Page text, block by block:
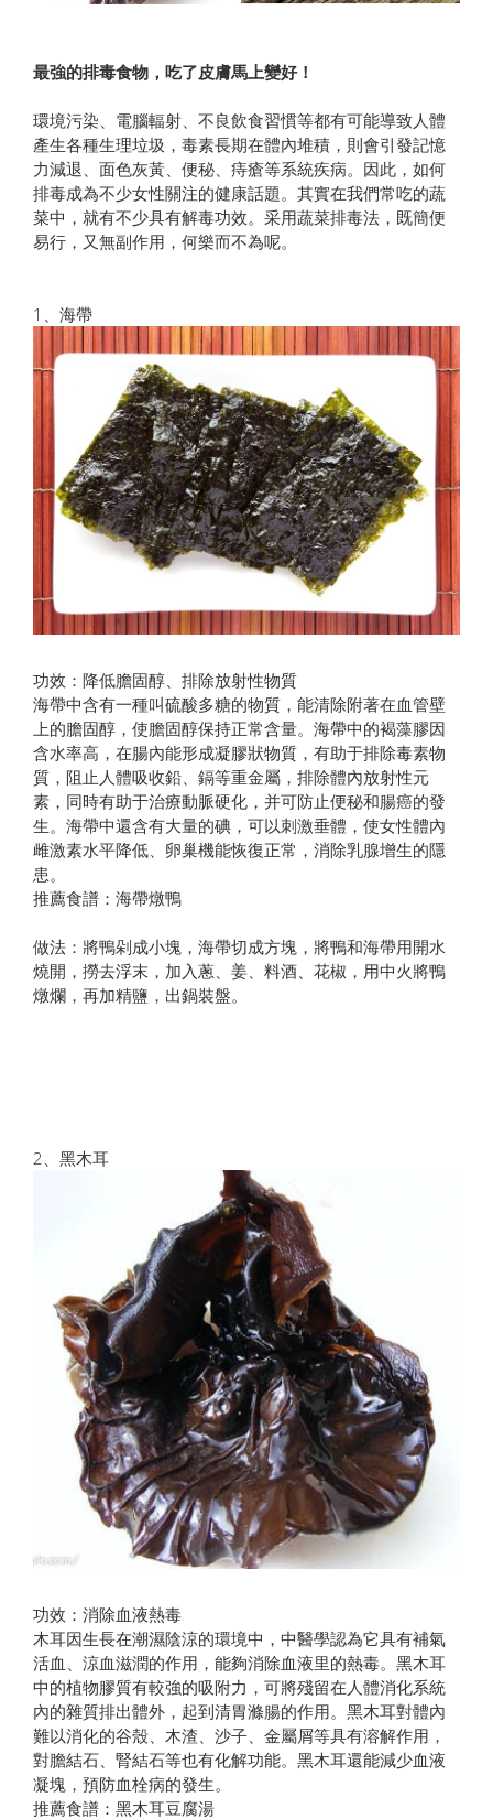
最強的排毒食物，吃了皮膚馬上變好！
環境污染、電腦輻射、不良飲食習慣等都有可能導致人體
產生各種生理垃圾，毒素長期在體內堆積，則會引發記憶
力減退、面色灰黃、便秘、痔瘡等系統疾病。因此，如何
排毒成為不少女性關注的健康話題。其實在我們常吃的蔬
菜中，就有不少具有解毒功效。采用蔬菜排毒法，既簡便
易行，又無副作用，何樂而不為呢。
1、海帶
功效：降低膽固醇、排除放射性物質
海帶中含有一種叫硫酸多糖的物質，能清除附著在血管壁
上的膽固醇，使膽固醇保持正常含量。海帶中的褐藻膠因
含水率高，在腸內能形成凝膠狀物質，有助于排除毒素物
質，阻止人體吸收鉛、鎘等重金屬，排除體內放射性元
素，同時有助于治療動脈硬化，并可防止便秘和腸癌的發
生。海帶中還含有大量的碘，可以刺激垂體，使女性體內
雌激素水平降低、卵巢機能恢復正常，消除乳腺增生的隱
患。
推薦食譜：海帶燉鴨
做法：將鴨剁成小塊，海帶切成方塊，將鴨和海帶用開水
燒開，撈去浮末，加入蔥、姜、料酒、花椒，用中火將鴨
燉爛，再加精鹽，出鍋裝盤。
2、黑木耳
功效：消除血液熱毒
木耳因生長在潮濕陰涼的環境中，中醫學認為它具有補氣
活血、涼血滋潤的作用，能夠消除血液里的熱毒。黑木耳
中的植物膠質有較強的吸附力，可將殘留在人體消化系統
內的雜質排出體外，起到清胃滌腸的作用。黑木耳對體內
難以消化的谷殼、木渣、沙子、金屬屑等具有溶解作用，
對膽結石、腎結石等也有化解功能。黑木耳還能減少血液
凝塊，預防血栓病的發生。
推薦食譜：黑木耳豆腐湯